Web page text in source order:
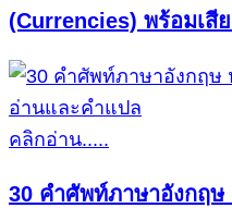
(Currencies) พร้อมเสี
คลิกอ่าน.....
30 คำศัพท์ภาษาอังกฤษ